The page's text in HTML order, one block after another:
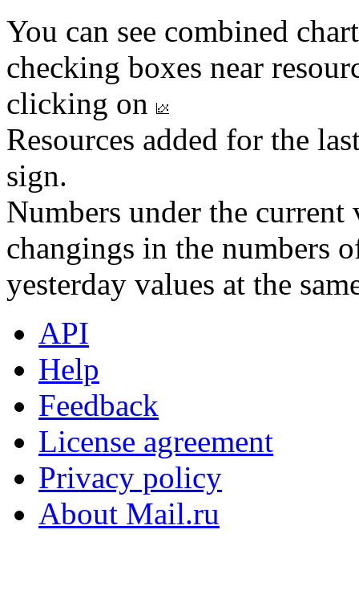
You can see combined
checking boxes near
clicking on
Resources added for the
sign.
Numbers under the
changings in the numbers
yesterday values at the
API
Help
Feedback
License agreement
Privacy policy
About Mail.ru